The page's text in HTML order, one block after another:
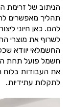
הניתוב של זרימת
תהליך מאפשרים
להם. כאן חיוני
לשרוף את מוצרי
החשמלאי יוודא
חשמל פועל תחת
את העבודות בלוח
לתקלות עתידיות.